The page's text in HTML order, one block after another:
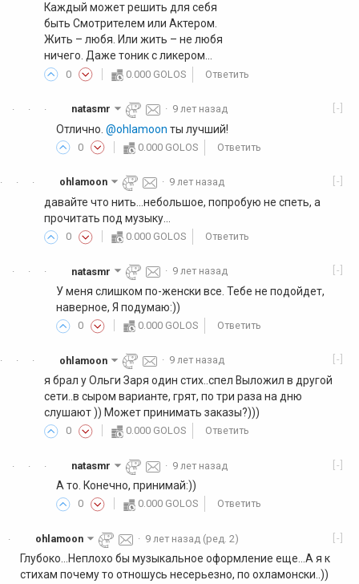
Каждый может решить для себя
быть Смотрителем или Актером.
Жить – любя. Или жить – не любя
ничего. Даже тоник с ликером…
0 0.000 GOLOS Ответить
·
·
· [-]
natasmr · 9 лет назад
Отлично. @ohlamoon ты лучший!
0 0.000 GOLOS Ответить
·
·
· [-]
ohlamoon · 9 лет назад
давайте что нить...небольшое, попробую не спеть, а
прочитать под музыку...
0 0.000 GOLOS Ответить
·
·
· [-]
natasmr · 9 лет назад
У меня слишком по-женски все. Тебе не подойдет,
наверное, Я подумаю:))
0 0.000 GOLOS Ответить
·
·
· [-]
ohlamoon · 9 лет назад
я брал у Ольги Заря один стих..спел Выложил в другой
сети..в сыром варианте, грят, по три раза на дню
слушают )) Может принимать заказы?)))
0 0.000 GOLOS Ответить
·
·
· [-]
natasmr · 9 лет назад
А то. Конечно, принимай:))
0 0.000 GOLOS Ответить
· [-]
ohlamoon · 9 лет назад (ред. 2)
Глубоко...Неплохо бы музыкальное оформление еще...А я к
стихам почему то отношусь несерьезно, по охламонски..))